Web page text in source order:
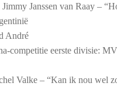
Janssen van Raay –
André
competitie eerste divisie:
Valke – “Kan ik nou wel